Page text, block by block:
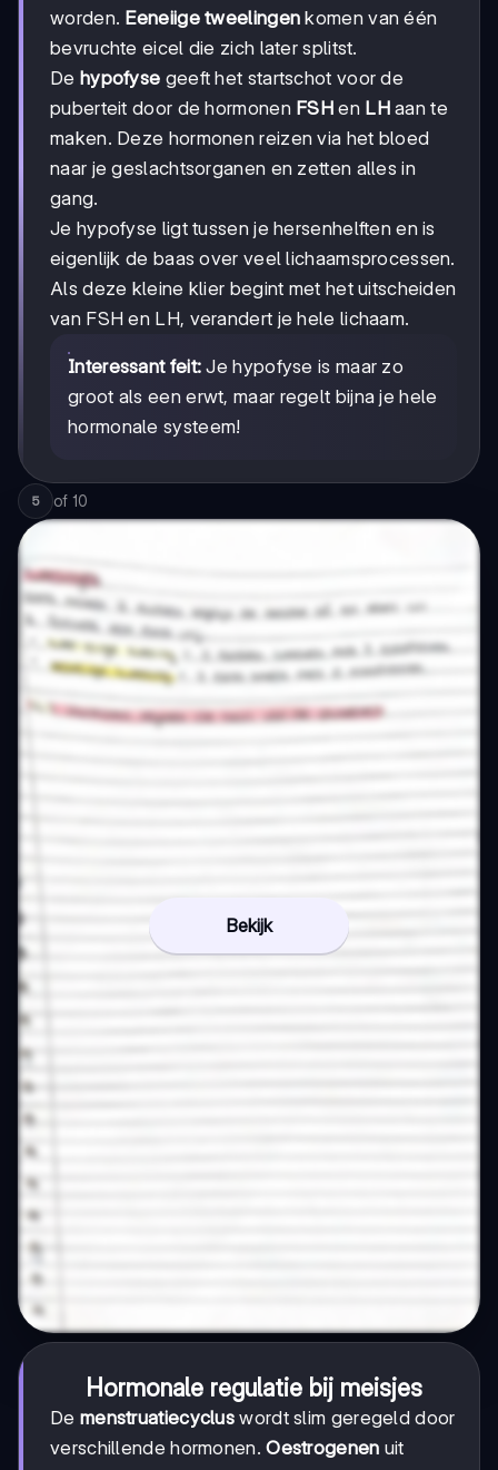
worden. Eeneiige tweelingen komen van één
bevruchte eicel die zich later splitst.
De hypofyse geeft het startschot voor de
puberteit door de hormonen FSH en LHaan te
maken. Deze hormonen reizen via het bloed
naar je geslachtsorganen en zetten alles in
gang.
Je hypofyse ligt tussen je hersenhelften en is
eigenlijk de baas over veel lichaamsprocessen.
Als deze kleine klier begint met het uitscheiden
van FSH en LH, verandert je hele lichaam.
Interessant feit: Je hypofyse is maar zo
groot als een erwt, maar regelt bijna je hele
hormonale systeem!
5 of 10
Bekijk
Hormonale regulatie bij meisjes
De menstruatiecyclus wordt slim geregeld door
verschillende hormonen.Oestrogenen uit